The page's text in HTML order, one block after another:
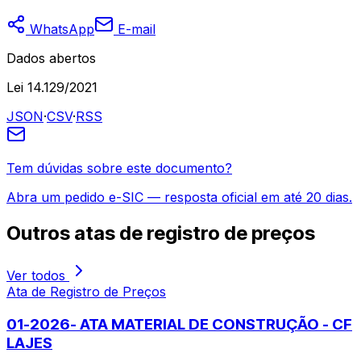
WhatsApp
E-mail
Dados abertos
Lei 14.129/2021
JSON·CSV·RSS
Tem dúvidas sobre este documento?
Abra um pedido e-SIC — resposta oficial em até 20 dias.
Outros atas de registro de preços
Ver todos
Ata de Registro de Preços
01-2026- ATA MATERIAL DE CONSTRUÇÃO - CF
LAJES